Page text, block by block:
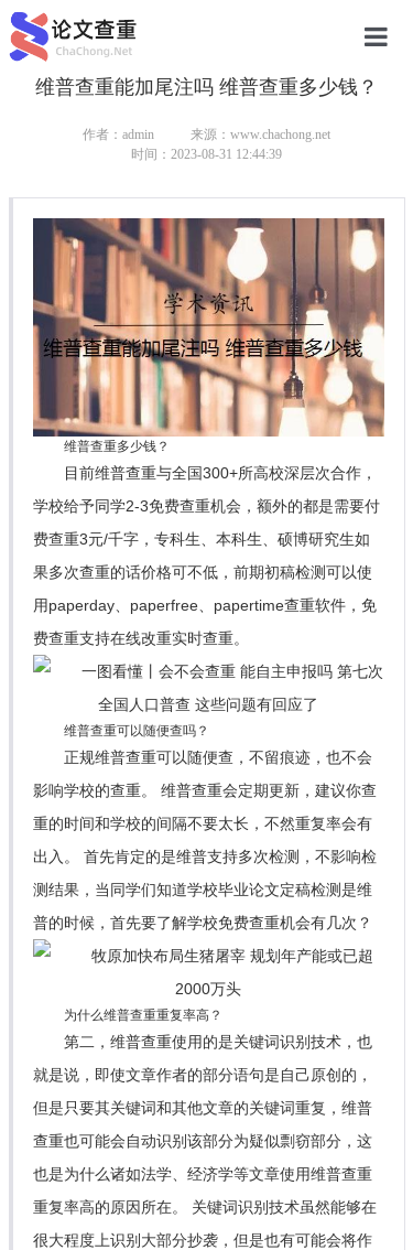
网站首页
本科论文
硕士论文
博士论文
维普查重能加尾注吗 维普查重多少钱？
作者：admin
来源：www.chachong.net
时间：2023-08-31 12:44:39
维普查重多少钱？
目前维普查重与全国300+所高校深层次合作，
学校给予同学2-3免费查重机会，额外的都是需要付
费查重3元/千字，专科生、本科生、硕博研究生如
果多次查重的话价格可不低，前期初稿检测可以使
用paperday、paperfree、papertime查重软件，免
费查重支持在线改重实时查重。
维普查重可以随便查吗？
正规维普查重可以随便查，不留痕迹，也不会
影响学校的查重。 维普查重会定期更新，建议你查
重的时间和学校的间隔不要太长，不然重复率会有
出入。 首先肯定的是维普支持多次检测，不影响检
测结果，当同学们知道学校毕业论文定稿检测是维
普的时候，首先要了解学校免费查重机会有几次？
为什么维普查重重复率高？
第二，维普查重使用的是关键词识别技术，也
就是说，即使文章作者的部分语句是自己原创的，
但是只要其关键词和其他文章的关键词重复，维普
查重也可能会自动识别该部分为疑似剽窃部分，这
也是为什么诸如法学、经济学等文章使用维普查重
重复率高的原因所在。 关键词识别技术虽然能够在
很大程度上识别大部分抄袭，但是也有可能会将作